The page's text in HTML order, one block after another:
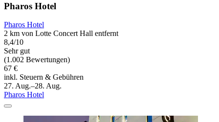
Pharos Hotel
Pharos Hotel
2 km von Lotte Concert Hall entfernt
8,4/10
Sehr gut
(1.002 Bewertungen)
67 €
inkl. Steuern & Gebühren
27. Aug.–28. Aug.
Pharos Hotel